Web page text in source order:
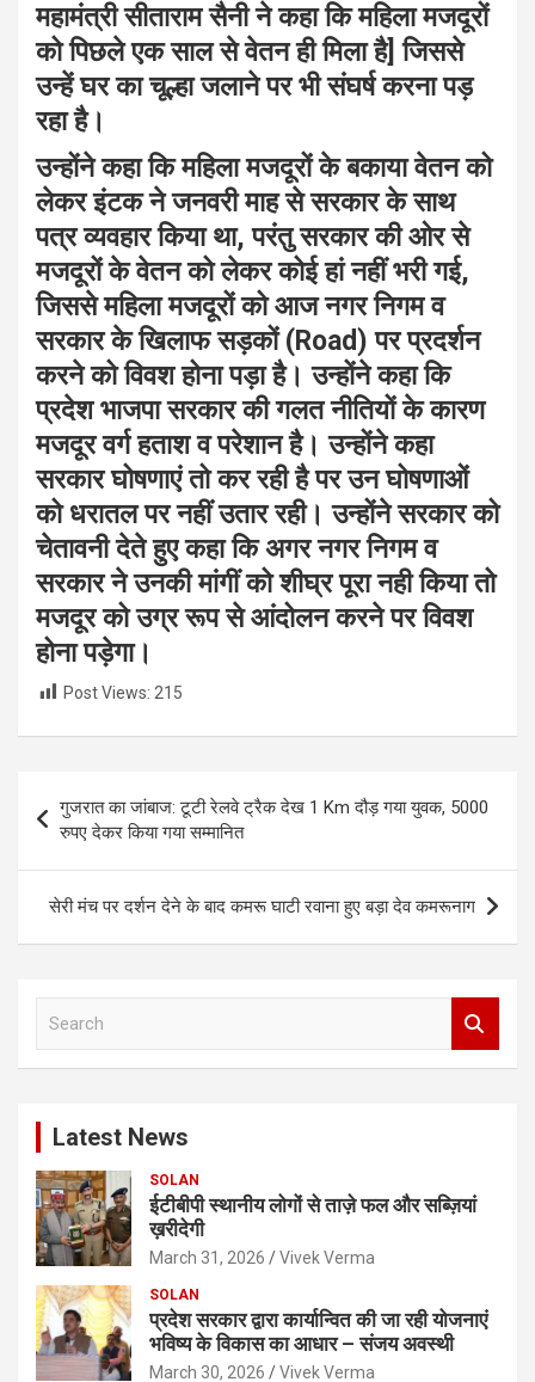
महामंत्री सीताराम सैनी ने कहा कि महिला मजदूरों
को पिछले एक साल से वेतन ही मिला है] जिससे
उन्हें घर का चूल्हा जलाने पर भी संघर्ष करना पड़
रहा है।
उन्होंने कहा कि महिला मजदूरों के बकाया वेतन को
लेकर इंटक ने जनवरी माह से सरकार के साथ
पत्र व्यवहार किया था, परंतु सरकार की ओर से
मजदूरों के वेतन को लेकर कोई हां नहीं भरी गई,
जिससे महिला मजदूरों को आज नगर निगम व
सरकार के खिलाफ सड़कों (Road) पर प्रदर्शन
करने को विवश होना पड़ा है। उन्होंने कहा कि
प्रदेश भाजपा सरकार की गलत नीतियों के कारण
मजदूर वर्ग हताश व परेशान है। उन्होंने कहा
सरकार घोषणाएं तो कर रही है पर उन घोषणाओं
को धरातल पर नहीं उतार रही। उन्होंने सरकार को
चेतावनी देते हुए कहा कि अगर नगर निगम व
सरकार ने उनकी मांगीं को शीघ्र पूरा नही किया तो
मजदूर को उग्र रूप से आंदोलन करने पर विवश
होना पड़ेगा।
Post Views: 215
navigation
गुजरात का जांबाज: टूटी रेलवे ट्रैक देख 1 Km दौड़ गया युवक, 5000
रुपए देकर किया गया सम्मानित
सेरी मंच पर दर्शन देने के बाद कमरू घाटी रवाना हुए बड़ा देव कमरूनाग
Latest News
SOLAN
ईटीबीपी स्थानीय लोगों से ताज़े फल और सब्ज़ियां
ख़रीदेगी
March 31, 2026 Vivek Verma
SOLAN
प्रदेश सरकार द्वारा कार्यान्वित की जा रही योजनाएं
भविष्य के विकास का आधार – संजय अवस्थी
March 30, 2026 Vivek Verma